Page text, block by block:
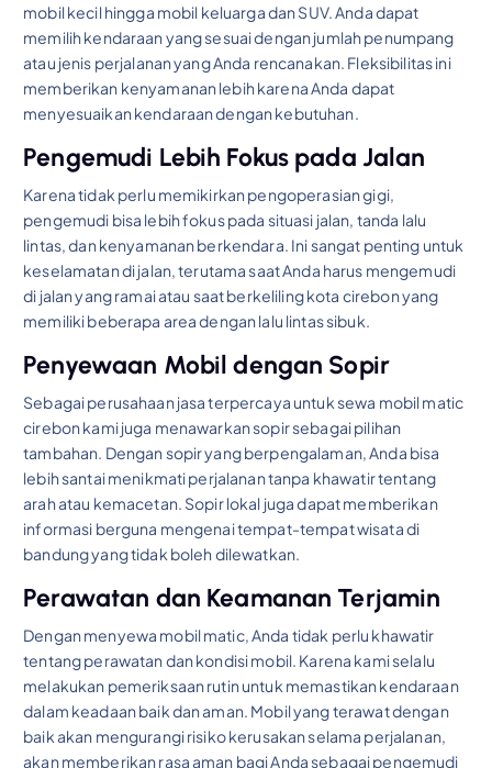
mobil kecil hingga mobil keluarga dan SUV. Anda dapat
memilih kendaraan yang sesuai dengan jumlah penumpang
atau jenis perjalanan yang Anda rencanakan. Fleksibilitas ini
memberikan kenyamanan lebih karena Anda dapat
menyesuaikan kendaraan dengan kebutuhan.
Pengemudi Lebih Fokus pada Jalan
Karena tidak perlu memikirkan pengoperasian gigi,
pengemudi bisa lebih fokus pada situasi jalan, tanda lalu
lintas, dan kenyamanan berkendara. Ini sangat penting untuk
keselamatan di jalan, terutama saat Anda harus mengemudi
di jalan yang ramai atau saat berkeliling kota cirebon yang
memiliki beberapa area dengan lalu lintas sibuk.
Penyewaan Mobil dengan Sopir
Sebagai perusahaan jasa terpercaya untuk sewa mobil matic
cirebon kami juga menawarkan sopir sebagai pilihan
tambahan. Dengan sopir yang berpengalaman, Anda bisa
lebih santai menikmati perjalanan tanpa khawatir tentang
arah atau kemacetan. Sopir lokal juga dapat memberikan
informasi berguna mengenai tempat-tempat wisata di
bandung yang tidak boleh dilewatkan.
Perawatan dan Keamanan Terjamin
Dengan menyewa mobil matic, Anda tidak perlu khawatir
tentang perawatan dan kondisi mobil. Karena kami selalu
melakukan pemeriksaan rutin untuk memastikan kendaraan
dalam keadaan baik dan aman. Mobil yang terawat dengan
baik akan mengurangi risiko kerusakan selama perjalanan,
akan memberikan rasa aman bagi Anda sebagai pengemudi